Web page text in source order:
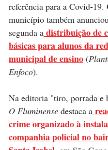
referência para a Covid-19.
município também
segunda a distribuição de
básicas para alunos da
municipal de ensino (
Enfoco).
Na editoria "tiro, porrada e
O Fluminense destaca a
crime organizado à
companhia policial no